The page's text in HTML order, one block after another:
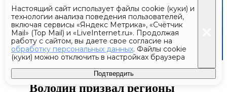
Сегодня 08:58
Володин призвал регионы
Настоящий сайт использует файлы cookie (куки) и
технологии анализа поведения пользователей,
включая сервисы «Яндекс Метрика», «Счётчик
Mail» (Top Mail) и «LiveInternet.ru». Продолжая
работу с сайтом, вы даете свое согласие на
обработку персональных данных. Файлы cookie
(куки) можно отключить в настройках браузера
Подтвердить